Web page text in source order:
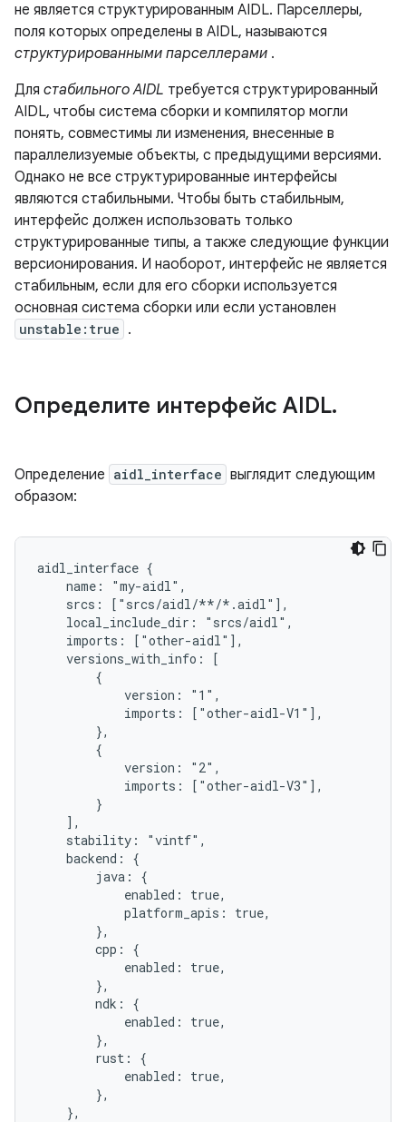
не является структурированным AIDL. Парселлеры,
поля которых определены в AIDL, называются
структурированными парселлерами .
Для стабильного AIDL требуется структурированный
AIDL, чтобы система сборки и компилятор могли
понять, совместимы ли изменения, внесенные в
параллелизуемые объекты, с предыдущими версиями.
Однако не все структурированные интерфейсы
являются стабильными. Чтобы быть стабильным,
интерфейс должен использовать только
структурированные типы, а также следующие функции
версионирования. И наоборот, интерфейс не является
стабильным, если для его сборки используется
основная система сборки или если установлен
unstable:true .
Определите интерфейс AIDL.
Определение aidl_interface выглядит следующим
образом:
aidl_interface {
    name: "my-aidl",
    srcs: ["srcs/aidl/**/*.aidl"],
    local_include_dir: "srcs/aidl",
    imports: ["other-aidl"],
    versions_with_info: [
        {
            version: "1",
            imports: ["other-aidl-V1"],
        },
        {
            version: "2",
            imports: ["other-aidl-V3"],
        }
    ],
    stability: "vintf",
    backend: {
        java: {
            enabled: true,
            platform_apis: true,
        },
        cpp: {
            enabled: true,
        },
        ndk: {
            enabled: true,
        },
        rust: {
            enabled: true,
        },
    },